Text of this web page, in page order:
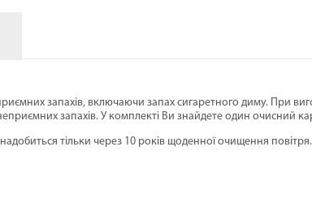
запахів, включаючи запах сигаретного диму. При
запахів. У комплекті Ви знайдете один очисний
тільки через 10 років щоденної очищення повітря.